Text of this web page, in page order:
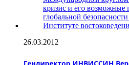
26.03.2012
Гендиректор ИНВИССИН